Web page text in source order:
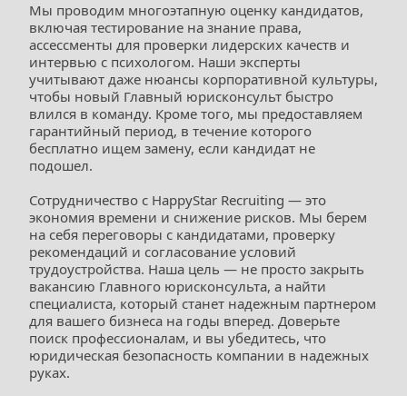
Мы проводим многоэтапную оценку кандидатов,
включая тестирование на знание права,
ассессменты для проверки лидерских качеств и
интервью с психологом. Наши эксперты
учитывают даже нюансы корпоративной культуры,
чтобы новый Главный юрисконсульт быстро
влился в команду. Кроме того, мы предоставляем
гарантийный период, в течение которого
бесплатно ищем замену, если кандидат не
подошел.
Сотрудничество с HappyStar Recruiting — это
экономия времени и снижение рисков. Мы берем
на себя переговоры с кандидатами, проверку
рекомендаций и согласование условий
трудоустройства. Наша цель — не просто закрыть
вакансию Главного юрисконсульта, а найти
специалиста, который станет надежным партнером
для вашего бизнеса на годы вперед. Доверьте
поиск профессионалам, и вы убедитесь, что
юридическая безопасность компании в надежных
руках.